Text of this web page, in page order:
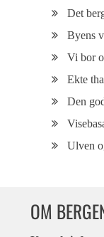
Det
Byens
Vi bor
Ekte
Den
Ulven
OM